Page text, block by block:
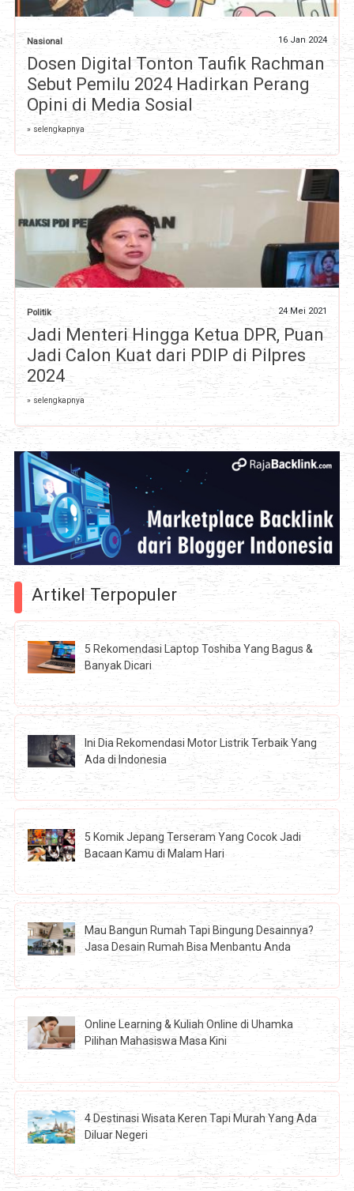
Nasional 16 Jan 2024
Dosen Digital Tonton Taufik Rachman
Sebut Pemilu 2024 Hadirkan Perang
Opini di Media Sosial
» selengkapnya
Politik 24 Mei 2021
Jadi Menteri Hingga Ketua DPR, Puan
Jadi Calon Kuat dari PDIP di Pilpres
2024
» selengkapnya
Artikel Terpopuler
5 Rekomendasi Laptop Toshiba Yang Bagus &
Banyak Dicari
Ini Dia Rekomendasi Motor Listrik Terbaik Yang
Ada di Indonesia
5 Komik Jepang Terseram Yang Cocok Jadi
Bacaan Kamu di Malam Hari
Mau Bangun Rumah Tapi Bingung Desainnya?
Jasa Desain Rumah Bisa Menbantu Anda
Online Learning & Kuliah Online di Uhamka
Pilihan Mahasiswa Masa Kini
4 Destinasi Wisata Keren Tapi Murah Yang Ada
Diluar Negeri